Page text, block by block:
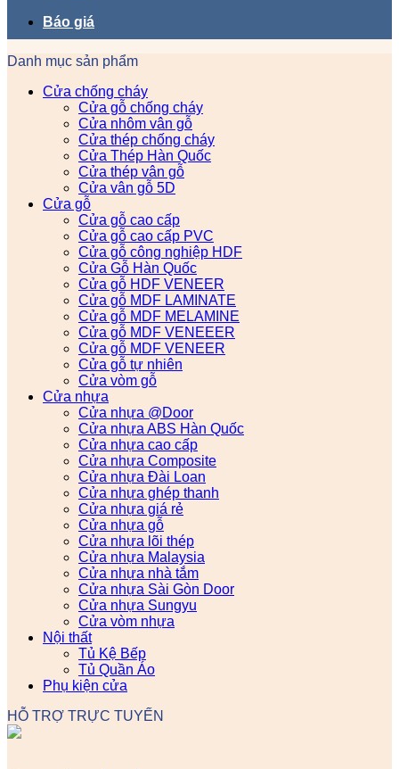
Báo giá
Danh mục sản phẩm
Cửa chống cháy
Cửa gỗ chống cháy
Cửa nhôm vân gỗ
Cửa thép chống cháy
Cửa Thép Hàn Quốc
Cửa thép vân gỗ
Cửa vân gỗ 5D
Cửa gỗ
Cửa gỗ cao cấp
Cửa gỗ cao cấp PVC
Cửa gỗ công nghiệp HDF
Cửa Gỗ Hàn Quốc
Cửa gỗ HDF VENEER
Cửa gỗ MDF LAMINATE
Cửa gỗ MDF MELAMINE
Cửa gỗ MDF VENEEER
Cửa gỗ MDF VENEER
Cửa gỗ tự nhiên
Cửa vòm gỗ
Cửa nhựa
Cửa nhựa @Door
Cửa nhựa ABS Hàn Quốc
Cửa nhựa cao cấp
Cửa nhựa Composite
Cửa nhựa Đài Loan
Cửa nhựa ghép thanh
Cửa nhựa giá rẻ
Cửa nhựa gỗ
Cửa nhựa lõi thép
Cửa nhựa Malaysia
Cửa nhựa nhà tắm
Cửa nhựa Sài Gòn Door
Cửa nhựa Sungyu
Cửa vòm nhựa
Nội thất
Tủ Kệ Bếp
Tủ Quần Áo
Phụ kiện cửa
HỖ TRỢ TRỰC TUYẾN